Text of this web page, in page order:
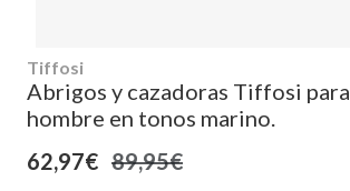
Tiffosi
Abrigos y cazadoras Tiffosi para
hombre en tonos marino.
62,97€ 89,95€